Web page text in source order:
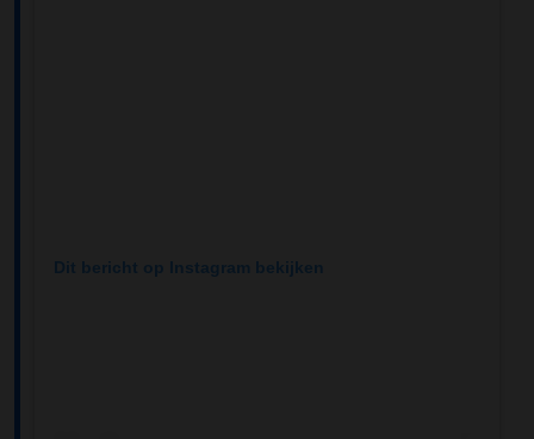
Dit bericht op Instagram bekijken